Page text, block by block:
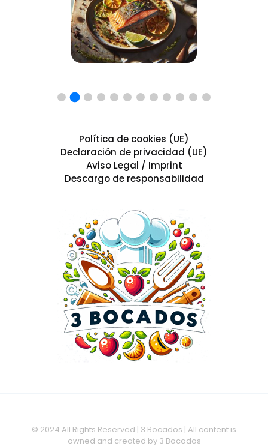
Política de cookies (UE)
Declaración de privacidad (UE)
Aviso Legal / Imprint
Descargo de responsabilidad
© 2024 All Rights Reserved | 3 Bocados | All content is
owned and created by 3 Bocados